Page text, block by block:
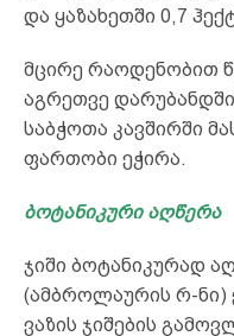
და ყაზახეთში 0,7
მცირე რაოდენობით
აგრეთვე
საბჭოთა კავშირში
ფართობი ეჭირა.
ბოტანიკური აღწერა
ჯიში ბოტანიკურად
(ამბროლაურის რ-ნი)
ვაზის ჯიშების